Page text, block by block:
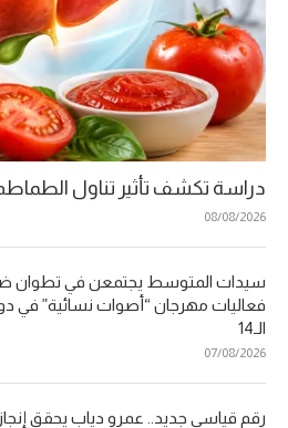
دراسة تكشف تأثير تناول
08/08/2026
سيدات المتوسط يجتمعن في تطوان
فعاليات مهرجان “أصوات نسائية” في
الـ14
07/08/2026
رقم قياسي جديد.. عمرو دياب يحقق